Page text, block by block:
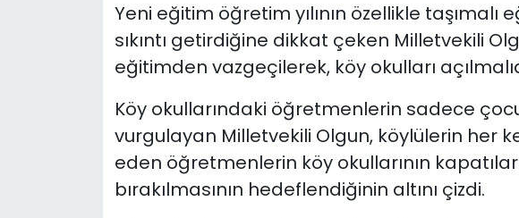
Yeni eğitim öğretim yılının özellikle taşımalı
sıkıntı getirdiğine dikkat çeken Milletvekili
eğitimden vazgeçilerek, köy okulları
Köy okullarındaki öğretmenlerin sadece
vurgulayan Milletvekili Olgun, köylülerin her
eden öğretmenlerin köy okullarının
bırakılmasının hedeflendiğinin altını çizdi.